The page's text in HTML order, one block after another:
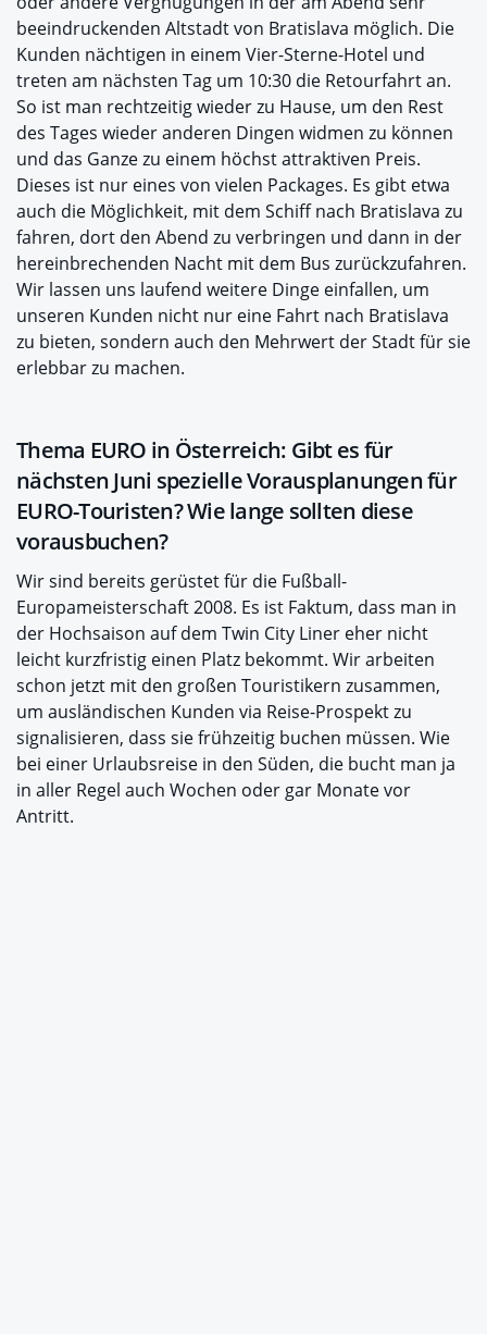
beeindruckenden Altstadt von Bratislava möglich. Die
Kunden nächtigen in einem Vier-Sterne-Hotel und
treten am nächsten Tag um 10:30 die Retourfahrt an.
So ist man rechtzeitig wieder zu Hause, um den Rest
des Tages wieder anderen Dingen widmen zu können
und das Ganze zu einem höchst attraktiven Preis.
Dieses ist nur eines von vielen Packages. Es gibt etwa
auch die Möglichkeit, mit dem Schiff nach Bratislava zu
fahren, dort den Abend zu verbringen und dann in der
hereinbrechenden Nacht mit dem Bus zurückzufahren.
Wir lassen uns laufend weitere Dinge einfallen, um
unseren Kunden nicht nur eine Fahrt nach Bratislava
zu bieten, sondern auch den Mehrwert der Stadt für sie
erlebbar zu machen.
Thema EURO in Österreich: Gibt es für
nächsten Juni spezielle Vorausplanungen für
EURO-Touristen? Wie lange sollten diese
vorausbuchen?
Wir sind bereits gerüstet für die Fußball-
Europameisterschaft 2008. Es ist Faktum, dass man in
der Hochsaison auf dem Twin City Liner eher nicht
leicht kurzfristig einen Platz bekommt. Wir arbeiten
schon jetzt mit den großen Touristikern zusammen,
um ausländischen Kunden via Reise-Prospekt zu
signalisieren, dass sie frühzeitig buchen müssen. Wie
bei einer Urlaubsreise in den Süden, die bucht man ja
in aller Regel auch Wochen oder gar Monate vor
Antritt.